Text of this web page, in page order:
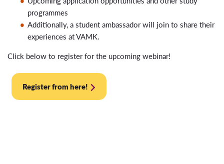
programmes
Additionally, a student ambassador will join to share their
experiences at VAMK.
Click below to register for the upcoming webinar!
Register from here!